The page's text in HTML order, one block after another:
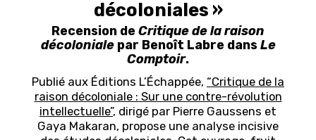
décoloniales »
Recension deCritique de la raison
décolonialepar Benoît Labre dans Le
Comptoir.
Publié aux Éditions L’Échappée, “Critique de la
raison décoloniale : Sur une contre-révolution
intellectuelle”, dirigé par Pierre Gaussens et
Gaya Makaran, propose une analyse incisive